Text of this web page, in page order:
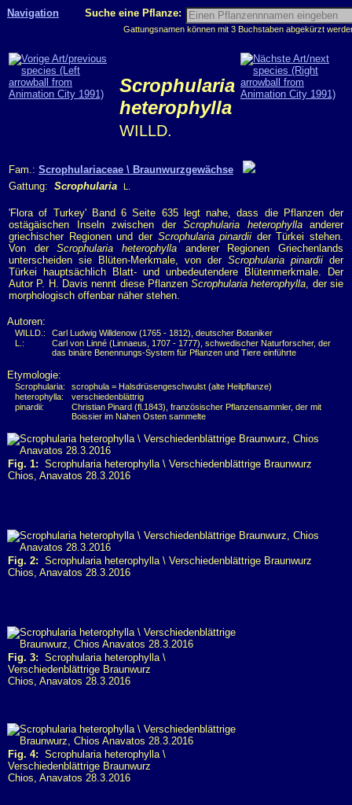
Navigation Suche eine Pflanze:
Gattungsnamen können mit 3 Buchstaben abgekürzt
Scrophularia
heterophylla
WILLD.
Fam.: Scrophulariaceae \ Braunwurzgewächse
Gattung: Scrophularia L.
'Flora of Turkey' Band 6 Seite 635 legt nahe, dass die Pflanzen der
ostägäischen Inseln zwischen der Scrophularia heterophyllaanderer
griechischer Regionen und der Scrophularia pinardii der Türkei stehen.
Von derScrophularia heterophylla anderer Regionen Griechenlands
unterscheiden sie Blüten-Merkmale, von der Scrophularia pinardii der
Türkei hauptsächlich Blatt- und unbedeutendere Blütenmerkmale. Der
Autor P. H. Davis nennt diese PflanzenScrophularia heterophylla, der sie
morphologisch offenbar näher stehen.
Autoren:
WILLD.:
Carl Ludwig Willdenow (1765 - 1812), deutscher Botaniker
L.:
Carl von Linné (Linnaeus, 1707 - 1777), schwedischer Naturforscher, der
das binäre Benennungs-System für Pflanzen und Tiere einführte
Etymologie:
Scrophularia:
scrophula = Halsdrüsengeschwulst (alte Heilpflanze)
heterophylla:
verschiedenblättrig
pinardii:
Christian Pinard (fl.1843), französischer Pflanzensammler, der mit
Boissier im Nahen Osten sammelte
Fig. 1: Scrophularia heterophylla \ Verschiedenblättrige Braunwurz
Chios, Anavatos 28.3.2016
Fig. 2: Scrophularia heterophylla \ Verschiedenblättrige Braunwurz
Chios, Anavatos 28.3.2016
Fig. 3: Scrophularia heterophylla \
Verschiedenblättrige Braunwurz
Chios, Anavatos 28.3.2016
Fig. 4: Scrophularia heterophylla \
Verschiedenblättrige Braunwurz
Chios, Anavatos 28.3.2016